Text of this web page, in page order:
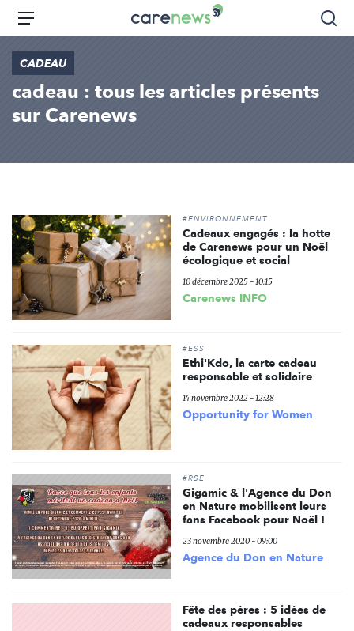
Aller
principal
Carenews,
Le
acteurs
l'engagement
Menu
CADEAU
cadeau : tous les articles présents
sur Carenews
#ENVIRONNEMENT
Cadeaux engagés : la hotte
de Carenews pour un Noël
écologique et social
10 décembre 2025 - 10:15
Carenews INFO
#ESS
Ethi'Kdo, la carte cadeau
responsable et solidaire
14 novembre 2022 - 12:28
Opportunity for Women
#RSE
Gigamic & l'Agence du Don
en Nature mobilisent leurs
fans Facebook pour Noël !
23 novembre 2020 - 09:00
Agence du Don en Nature
Fête des pères : 5 idées de
cadeaux responsables